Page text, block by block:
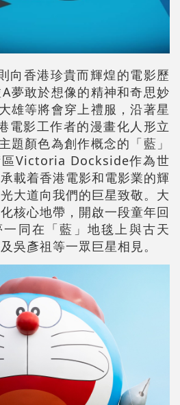
向香港珍貴而輝煌的電影歷
夢敢於想像的精神和奇思妙
雄等將會穿上禮服，沿著星
電影工作者的漫畫化人形立
題顏色為創作概念的「藍」
區Victoria Dockside作為世
載着香港電影和電影業的輝
大道向我們的巨星致敬。大
核心地帶，開啟一段童年回
同在「藍」地毯上與古天
吳彥祖等一眾巨星相見。